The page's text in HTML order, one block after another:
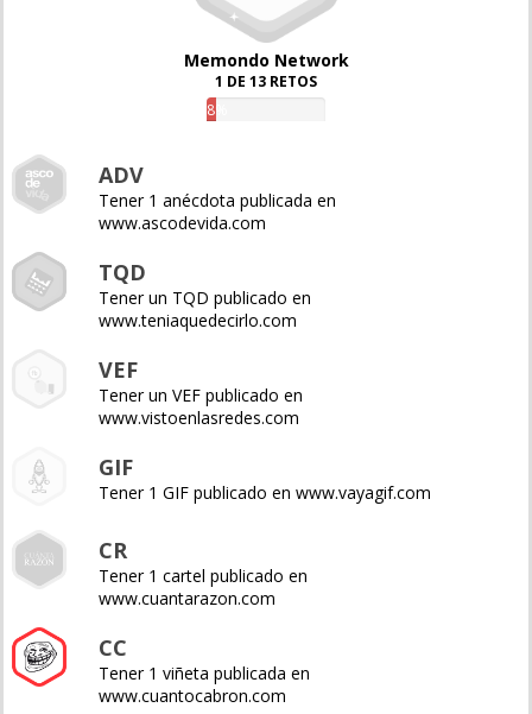
Memondo Network
1 DE 13 RETOS
8%
ADV
Tener 1 anécdota publicada en
www.ascodevida.com
TQD
Tener un TQD publicado en
www.teniaquedecirlo.com
VEF
Tener un VEF publicado en
www.vistoenlasredes.com
GIF
Tener 1 GIF publicado en www.vayagif.com
CR
Tener 1 cartel publicado en
www.cuantarazon.com
CC
Tener 1 viñeta publicada en
www.cuantocabron.com